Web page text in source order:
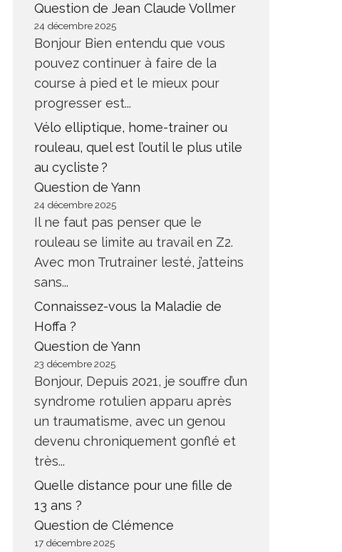
Question de Jean Claude Vollmer
24 décembre 2025
Bonjour Bien entendu que vous
pouvez continuer à faire de la
course à pied et le mieux pour
progresser est...
Vélo elliptique, home-trainer ou
rouleau, quel est l’outil le plus utile
au cycliste ?
Question de Yann
24 décembre 2025
Il ne faut pas penser que le
rouleau se limite au travail en Z2.
Avec mon Trutrainer lesté, j’atteins
sans...
Connaissez-vous la Maladie de
Hoffa ?
Question de Yann
23 décembre 2025
Bonjour, Depuis 2021, je souffre d’un
syndrome rotulien apparu après
un traumatisme, avec un genou
devenu chroniquement gonflé et
très...
Quelle distance pour une fille de
13 ans ?
Question de Clémence
17 décembre 2025